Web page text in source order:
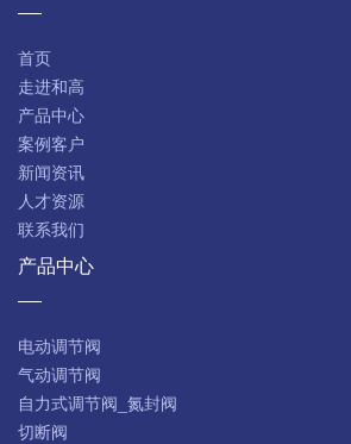
首页
走进和高
产品中心
案例客户
新闻资讯
人才资源
联系我们
产品中心
电动调节阀
气动调节阀
自力式调节阀_氮封阀
切断阀